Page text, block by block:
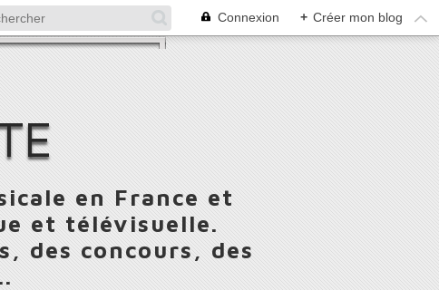
Connexion + Créer mon blog
en France et
et télévisuelle.
des concours, des